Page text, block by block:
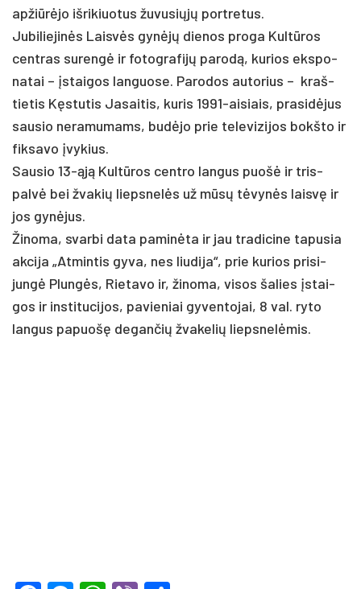
ap­žiūrė­jo iš­ri­kiuo­tus žu­vu­siųjų po­rtre­tus.
Ju­bi­lie­jinės Laisvės gynėjų die­nos pro­ga Kultū­ros
cent­ras su­rengė ir fotografijų pa­rodą, ku­rios eks­po­
na­tai – įstai­gos lan­guo­se. Pa­ro­dos au­to­rius – kraš­
tie­tis Kęstu­tis Ja­sai­tis, ku­ris 1991-ai­siais, pra­si­dėjus
sau­sio ne­ra­mu­mams, budė­jo prie te­le­vi­zi­jos bokš­to ir
fik­sa­vo įvy­kius.
Sau­sio 13-ąją Kultū­ros cent­ro lan­gus puošė ir tris­
palvė bei žva­kių lieps­nelės už mūsų tėvynės laisvę ir
jos gynė­jus.
Ži­no­ma, svar­bi da­ta pa­minė­ta ir jau tra­di­ci­ne ta­pu­sia
ak­ci­ja „At­min­tis gy­va, nes liu­di­ja“, prie ku­rios pri­si­
jungė Plungės, Rie­ta­vo ir, ži­no­ma, vi­sos ša­lies įstai­
gos ir ins­ti­tu­ci­jos, pavieniai gyventojai, 8 val. ry­to
lan­gus pa­puo­šę de­gan­čių žva­ke­lių lieps­nelė­mis.